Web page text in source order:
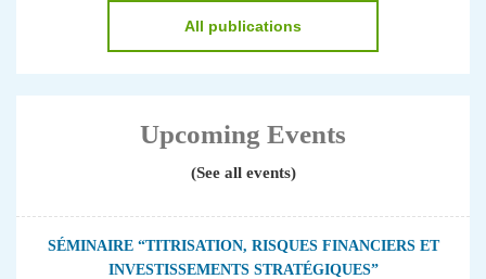
All publications
Upcoming Events
(See all events)
SÉMINAIRE “TITRISATION, RISQUES FINANCIERS ET
INVESTISSEMENTS STRATÉGIQUES”